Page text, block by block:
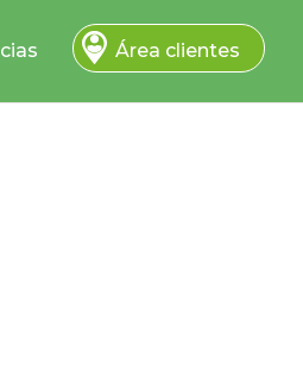
Área clientes